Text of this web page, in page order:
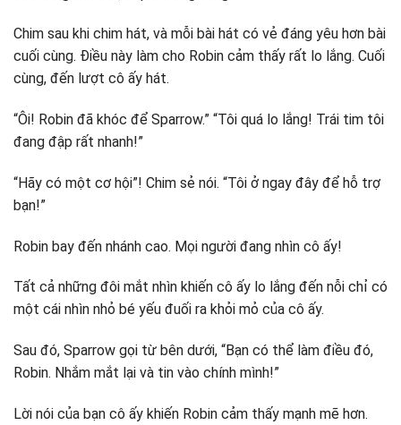
Chim sau khi chim hát, và mỗi bài hát có vẻ đáng yêu hơn bài
cuối cùng. Điều này làm cho Robin cảm thấy rất lo lắng. Cuối
cùng, đến lượt cô ấy hát.
“Ôi! Robin đã khóc để Sparrow.” “Tôi quá lo lắng! Trái tim tôi
đang đập rất nhanh!”
“Hãy có một cơ hội”! Chim sẻ nói. “Tôi ở ngay đây để hỗ trợ
bạn!”
Robin bay đến nhánh cao. Mọi người đang nhìn cô ấy!
Tất cả những đôi mắt nhìn khiến cô ấy lo lắng đến nỗi chỉ có
một cái nhìn nhỏ bé yếu đuối ra khỏi mỏ của cô ấy.
Sau đó, Sparrow gọi từ bên dưới, “Bạn có thể làm điều đó,
Robin. Nhắm mắt lại và tin vào chính mình!”
Lời nói của bạn cô ấy khiến Robin cảm thấy mạnh mẽ hơn.